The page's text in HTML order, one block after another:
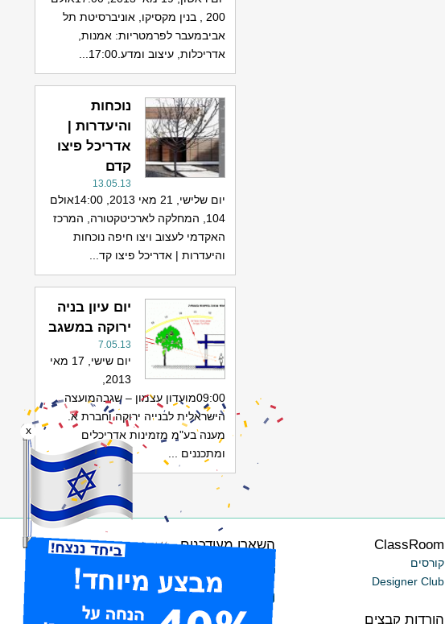
200 , בנין מקסיקו, אוניברסיטת תל
אביבמעבר לפרמטריות: אמנות,
אדריכלות, עיצוב ומדע.17:00...
נוכחות
והיעדרות |
אדריכל פיצו
קדם
13.05.13
יום שלישי, 21 מאי 2013, 14:00אולם
104, המחלקה לארכיטקטורה, המרכז
האקדמי לעצוב ויצו חיפה נוכחות
והיעדרות | אדריכל פיצו קד...
יום עיון בניה
ירוקה במשגב
7.05.13
יום שישי, 17 מאי
2013,
09:00מועדון עצמון – שגבהמועצה
הישראלית לבנייה ירוקה וחברת א.
מענה בע"מ מזמינות אדריכלים
ומתכננים ...
השארו מעודכנים
עיקבו אחרינו בפייסבוק
ClassRoom
קורסים
Designer Club
הורדות קבצים